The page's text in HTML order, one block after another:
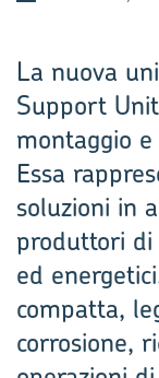
La nuova
Support
montaggio
Essa
soluzioni in
produttori di
ed
compatta,
corrosione,